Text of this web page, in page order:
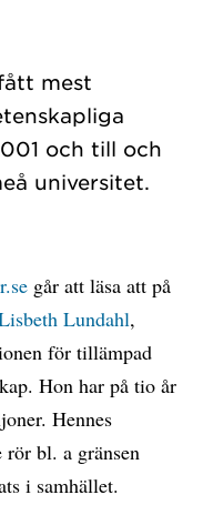
mest
och till och
går att läsa att på
Lundahl,
för tillämpad
Hon har på tio år
Hennes
rör bl. a gränsen
i samhället.